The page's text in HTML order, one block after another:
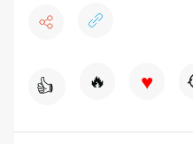
👍 🔥 ♥